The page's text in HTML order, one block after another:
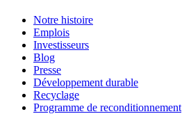
Notre histoire
Emplois
Investisseurs
Blog
Presse
Développement durable
Recyclage
Programme de reconditionnement